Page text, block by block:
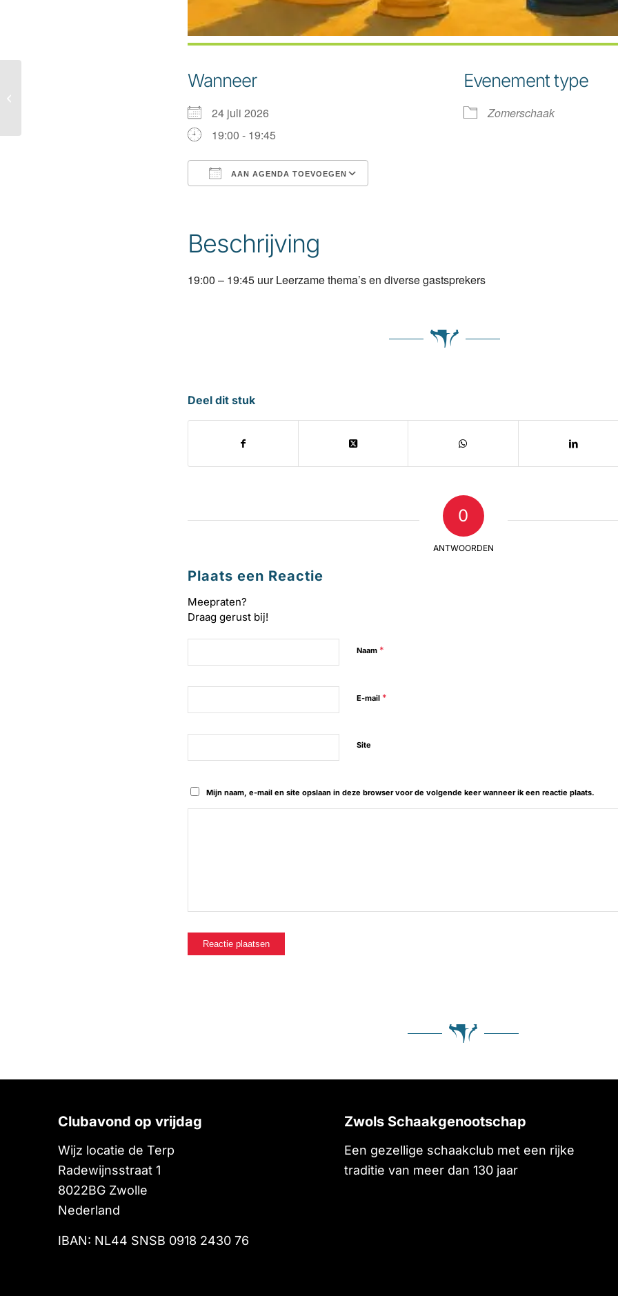
Wanneer
24 juli 2026
19:00 - 19:45
AAN AGENDA TOEVOEGEN
Evenement type
Zomerschaak
Beschrijving
19:00 – 19:45 uur Leerzame thema’s en diverse gastsprekers
Deel dit stuk
0
ANTWOORDEN
Plaats een Reactie
Meepraten?
Draag gerust bij!
Naam *
E-mail *
Site
Mijn naam, e-mail en site opslaan in deze browser voor de volgende keer wanneer ik een reactie plaats.
Clubavond op vrijdag
Wijz locatie de Terp
Radewijnsstraat 1
8022BG Zwolle
Nederland
IBAN: NL44 SNSB 0918 2430 76
Zwols Schaakgenootschap
Een gezellige schaakclub met een rijke
traditie van meer dan 130 jaar